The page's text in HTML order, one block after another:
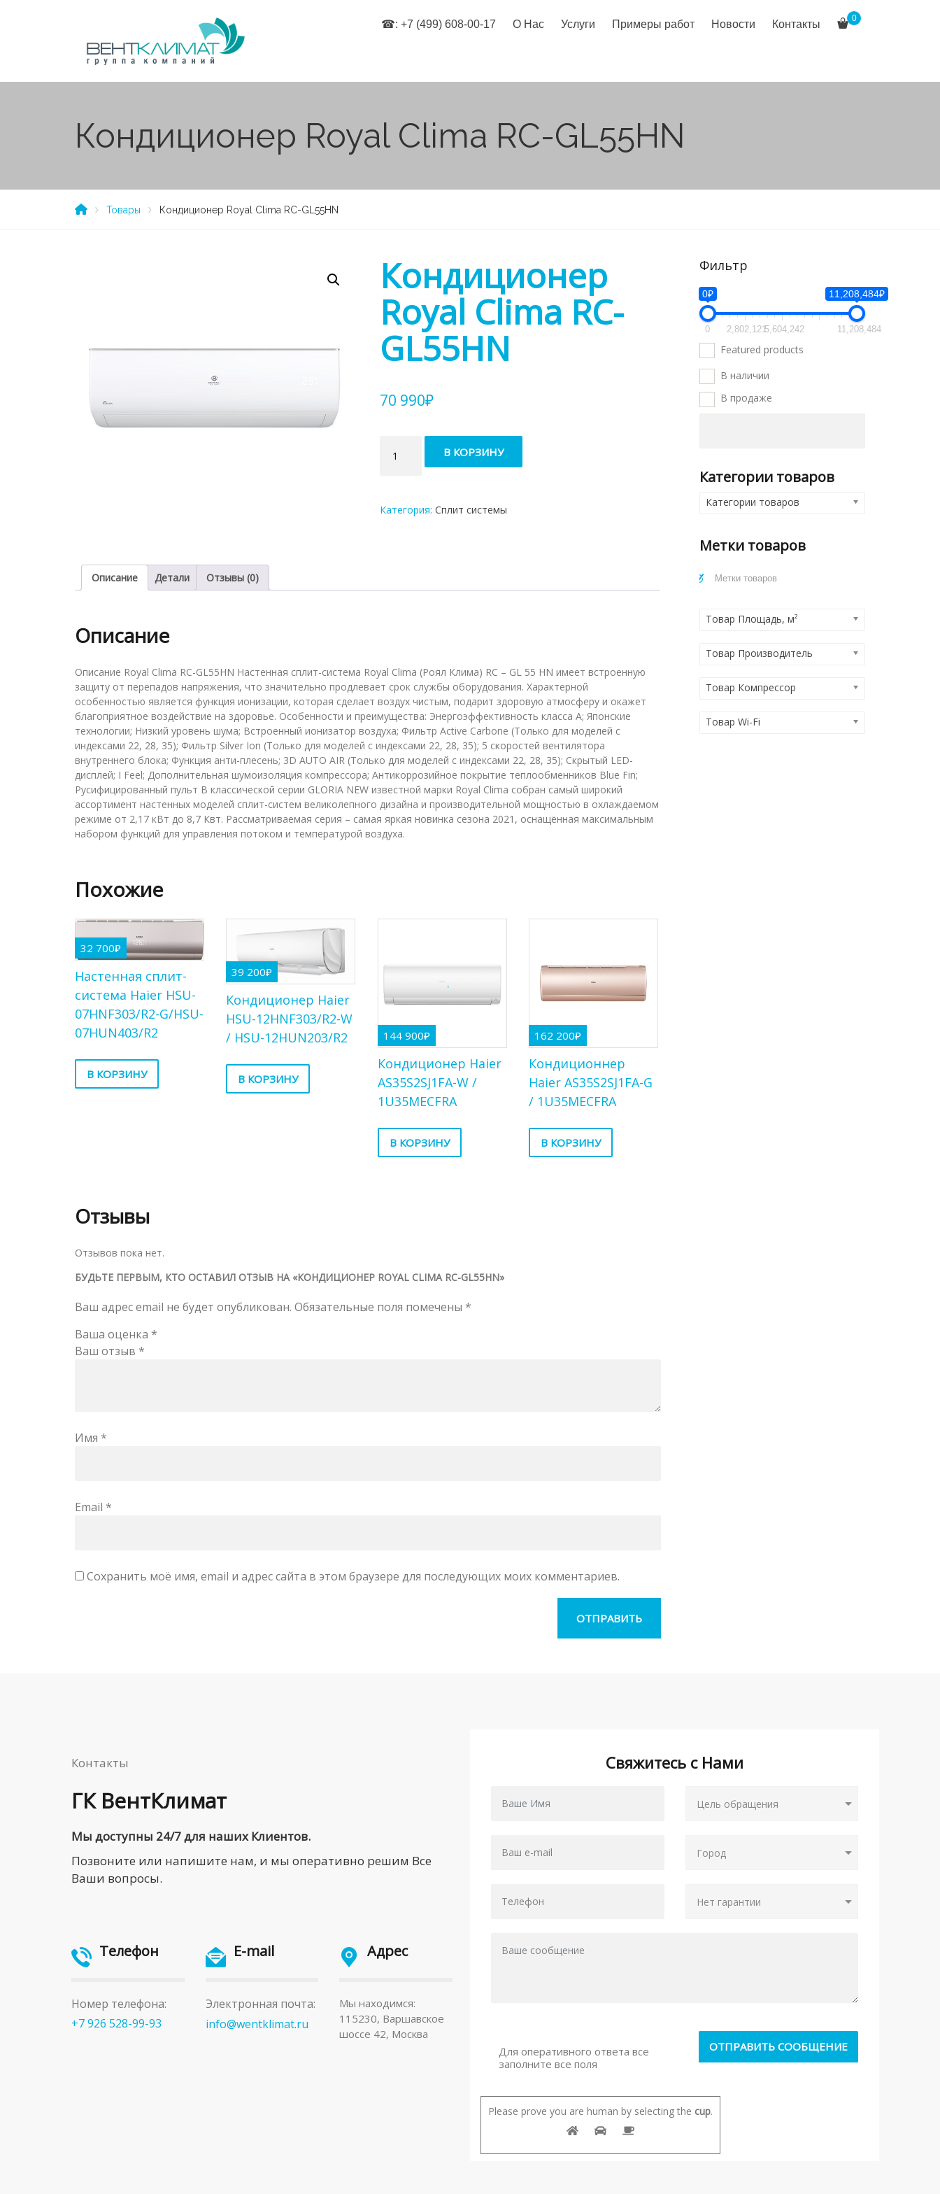
☎: +7 (499) 608-00-17 О Нас Услуги Примеры работ Новости Контакты 0
Кондиционер Royal Clima RC-GL55HN
Товары Кондиционер Royal Clima RC-GL55HN
Кондиционер
Royal Clima RC-
GL55HN
70 990₽
товара
Кондиционер
RC-
В КОРЗИНУ
Категория: Сплит системы
Описание Детали Отзывы (0)
Описание
Описание Royal Clima RC-GL55HN Настенная сплит-система Royal Clima (Роял Клима) RC – GL 55 HN имеет встроенную
защиту от перепадов напряжения, что значительно продлевает срок службы оборудования. Характерной
особенностью является функция ионизации, которая сделает воздух чистым, подарит здоровую атмосферу и окажет
благоприятное воздействие на здоровье. Особенности и преимущества: Энергоэффективность класса А; Японские
технологии; Низкий уровень шума; Встроенный ионизатор воздуха; Фильтр Active Carbone (Только для моделей с
индексами 22, 28, 35); Фильтр Silver Ion (Только для моделей с индексами 22, 28, 35); 5 скоростей вентилятора
внутреннего блока; Функция анти-плесень; 3D AUTO AIR (Только для моделей с индексами 22, 28, 35); Скрытый LED-
дисплей; I Feel; Дополнительная шумоизоляция компрессора; Антикоррозийное покрытие теплообменников Blue Fin;
Русифицированный пульт В классической серии GLORIA NEW известной марки Royal Clima собран самый широкий
ассортимент настенных моделей сплит-систем великолепного дизайна и производительной мощностью в охлаждаемом
режиме от 2,17 кВт до 8,7 Квт. Рассматриваемая серия – самая яркая новинка сезона 2021, оснащённая максимальным
набором функций для управления потоком и температурой воздуха.
Похожие
32 700₽
Настенная сплит-
система Haier HSU-
07HNF303/R2-G/HSU-
07HUN403/R2
В КОРЗИНУ
39 200₽
Кондиционер Haier
HSU-12HNF303/R2-W
/ HSU-12HUN203/R2
В КОРЗИНУ
144 900₽
Кондиционер Haier
AS35S2SJ1FA-W /
1U35MECFRA
В КОРЗИНУ
162 200₽
Кондиционнер
Haier AS35S2SJ1FA-G
/ 1U35MECFRA
В КОРЗИНУ
Отзывы
Отзывов пока нет.
БУДЬТЕ ПЕРВЫМ, КТО ОСТАВИЛ ОТЗЫВ НА «КОНДИЦИОНЕР ROYAL CLIMA RC-GL55HN»
Ваш адрес email не будет опубликован. Обязательные поля помечены *
Ваша оценка *
Ваш отзыв *
Имя *
Email *
Сохранить моё имя, email и адрес сайта в этом браузере для последующих моих комментариев.
Фильтр
0₽ 11,208,484₽
0 2,802,1215,604,242 11,208,484
Featured products
В наличии
В продаже
Категории товаров
Категории товаров
Метки товаров
Товар Площадь, м²
Товар Производитель
Товар Компрессор
Товар Wi-Fi
Контакты
ГК ВентКлимат
Мы доступны 24/7 для наших Клиентов.
Позвоните или напишите нам, и мы оперативно решим Все
Ваши вопросы.
Телефон
Номер телефона:
+7 926 528-99-93
E-mail
Электронная почта:
info@wentklimat.ru
Адрес
Мы находимся:
115230, Варшавское
шоссе 42, Москва
Свяжитесь с Нами
Для оперативного ответа все
заполните все поля
Please prove you are human by selecting the cup.